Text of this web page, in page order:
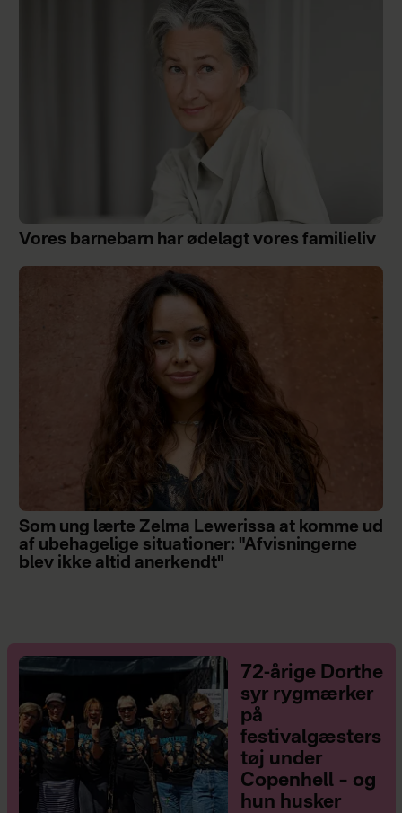
Vores barnebarn har ødelagt vores familieliv
Som ung lærte Zelma Lewerissa at komme ud
af ubehagelige situationer: "Afvisningerne
blev ikke altid anerkendt"
72-årige Dorthe
syr rygmærker
på
festivalgæsters
tøj under
Copenhell – og
hun husker